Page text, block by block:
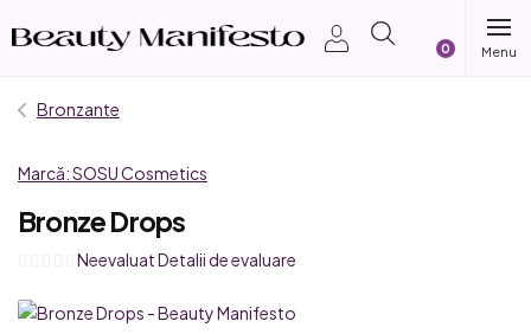
Bronzante
Marcă:SOSU Cosmetics
Bronze Drops
Evaluarea
a
NeevaluatDetalii de evaluare